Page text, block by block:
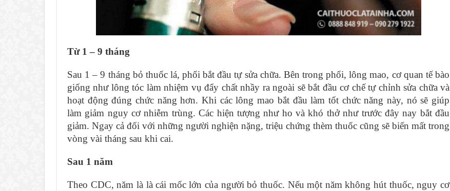
Từ 1 – 9 tháng
Sau 1 – 9 tháng bỏ thuốc lá, phổi bắt đầu tự sửa chữa. Bên trong phổi, lông mao, cơ quan tế bào
giống như lông tóc làm nhiệm vụ đẩy chất nhầy ra ngoài sẽ bắt đầu cơ chế tự chỉnh sửa chữa và
hoạt động đúng chức năng hơn. Khi các lông mao bắt đầu làm tốt chức năng này, nó sẽ giúp
làm giảm nguy cơ nhiễm trùng. Các hiện tượng như ho và khó thở như trước đây nay bắt đầu
giảm. Ngay cả đối với những người nghiện nặng, triệu chứng thèm thuốc cũng sẽ biến mất trong
vòng vài tháng sau khi cai.
Sau 1 năm
Theo CDC, năm là là cái mốc lớn của người bỏ thuốc. Nếu một năm không hút thuốc, nguy cơ